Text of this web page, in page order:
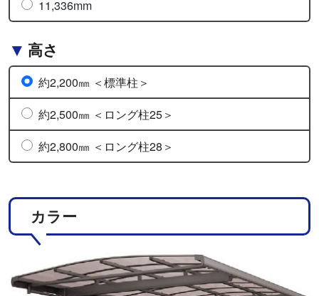
11,336mm
高さ
約2,200㎜ ＜標準柱＞
約2,500㎜ ＜ロング柱25＞
約2,800㎜ ＜ロング柱28＞
カラー